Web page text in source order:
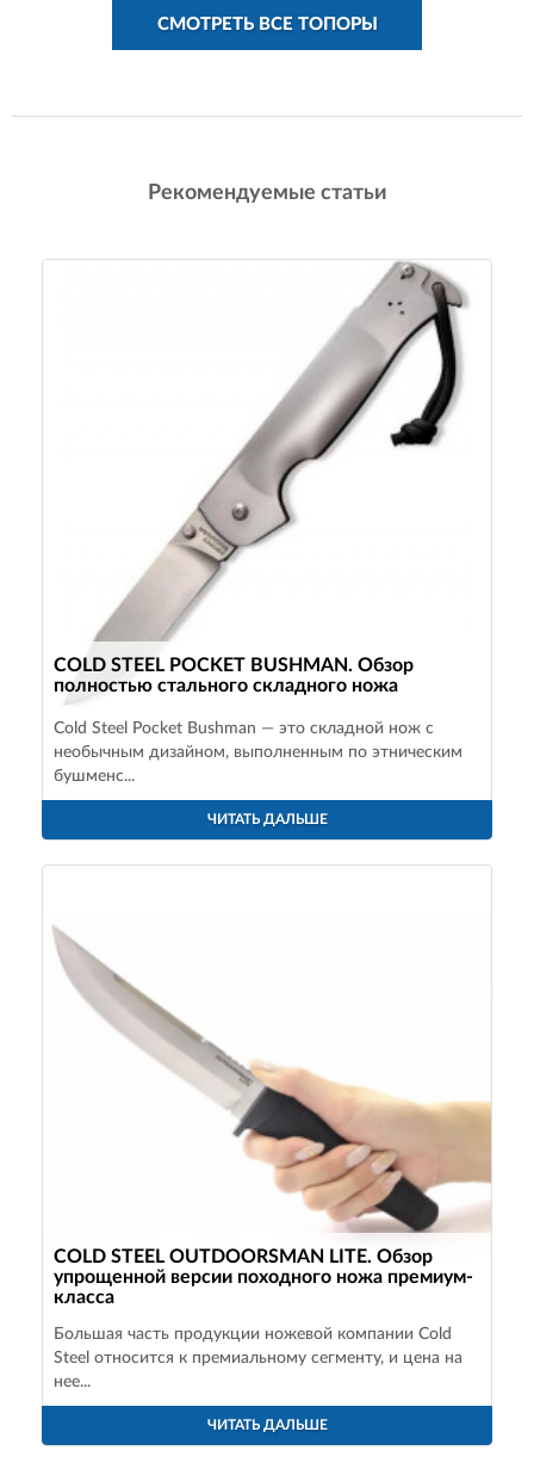
СМОТРЕТЬ ВСЕ ТОПОРЫ
Рекомендуемые статьи
COLD STEEL POCKET BUSHMAN. Обзор
полностью стального складного ножа
Cold Steel Pocket Bushman — это складной нож с
необычным дизайном, выполненным по этническим
бушменс...
ЧИТАТЬ ДАЛЬШЕ
COLD STEEL OUTDOORSMAN LITE. Обзор
упрощенной версии походного ножа премиум-
класса
Большая часть продукции ножевой компании Cold
Steel относится к премиальному сегменту, и цена на
нее...
ЧИТАТЬ ДАЛЬШЕ